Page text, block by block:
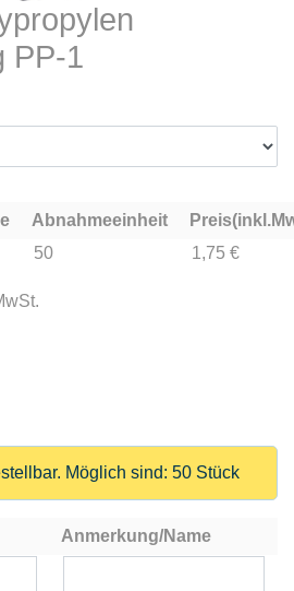
PP-1
Abnahmeeinheit
50 1,75 €
Möglich sind: 50 Stück
Anmerkung/Name